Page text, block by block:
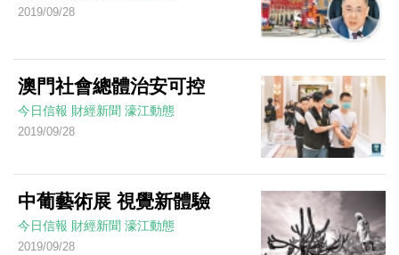
2019/09/28
澳門社會總體治安可控
今日信報 財經新聞 濠江動態
2019/09/28
中葡藝術展 視覺新體驗
今日信報 財經新聞 濠江動態
2019/09/28